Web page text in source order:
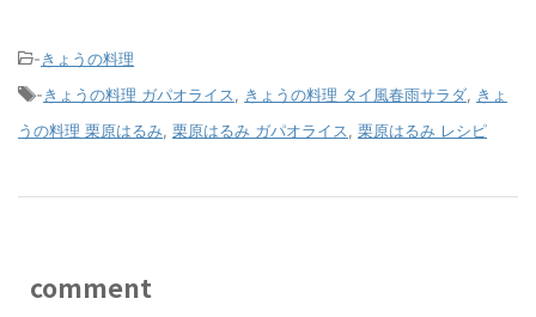
-きょうの料理
-きょうの料理 ガパオライス きょうの料理 タイ風春雨サラダ
きょ
うの料理 栗原はるみ 栗原はるみ ガパオライス 栗原はるみ レシピ
comment